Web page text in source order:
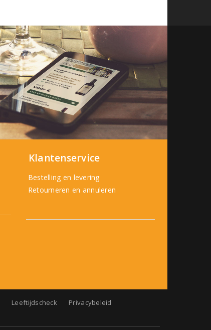
Klantenservice
Bestelling en levering
Retourneren en annuleren
Leeftijdscheck
Privacybeleid